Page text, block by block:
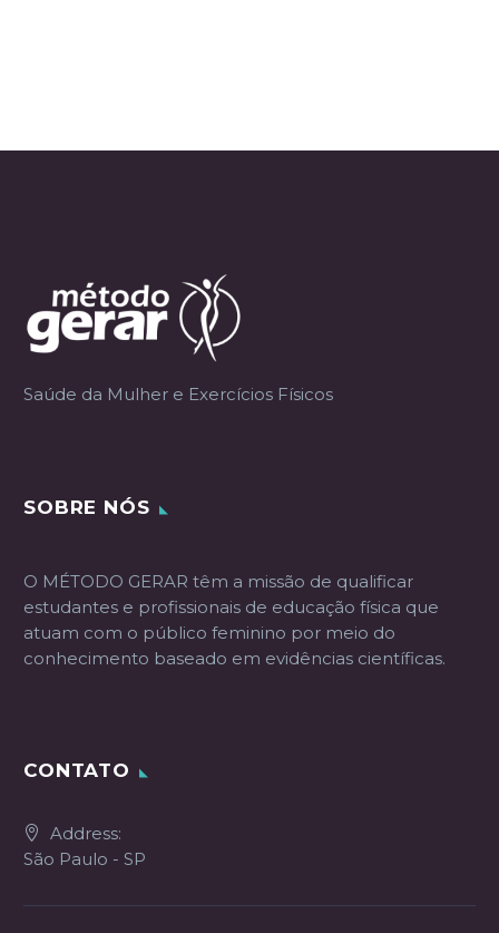
Saúde da Mulher e Exercícios Físicos
SOBRE NÓS
O MÉTODO GERAR têm a missão de qualificar
estudantes e profissionais de educação física que
atuam com o público feminino por meio do
conhecimento baseado em evidências científicas.
CONTATO
Address:
São Paulo - SP